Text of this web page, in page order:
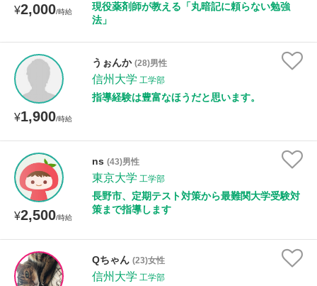
¥2,000/時給
現役薬剤師が教える「丸暗記に頼らない勉強
法」
¥1,900/時給
うぉんか (28)男性
信州大学 工学部
指導経験は豊富なほうだと思います。
¥2,500/時給
ns (43)男性
東京大学 工学部
長野市、定期テスト対策から最難関大学受験対
策まで指導します
Qちゃん (23)女性
信州大学 工学部
授業可能日
月曜日 火曜日 水曜日 木曜日 金曜日
土曜日 日曜日
距離：15km以内